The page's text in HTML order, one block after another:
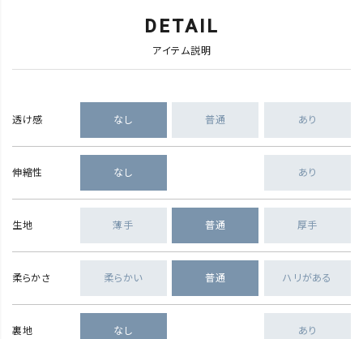
DETAIL
アイテム説明
透け感 なし 普通 あり
伸縮性 なし あり
生地 薄手 普通 厚手
柔らかさ 柔らかい 普通 ハリがある
裏地 なし あり